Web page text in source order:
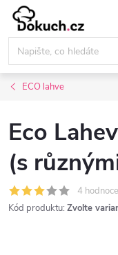
Přejít
obsah
ECO lahve
Eco
(s
4
Kód produktu: Zvolte